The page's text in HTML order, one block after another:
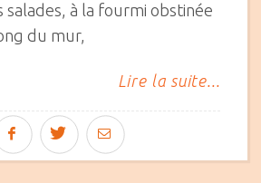
salades, à la fourmi obstinée
du mur,
Lire la suite...